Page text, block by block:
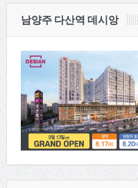
남양주 다산역 데시앙